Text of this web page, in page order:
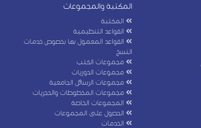
المكتبة والمجموعات
المكتبة
القواعد التنظيمية
القواعد المعمول بها بخصوص خدمات
النسخ
مجموعات الكتب
مجموعات الدوريات
مجموعات الرسائل الجامعية
مجموعات المخطوطات والحجريات
المجموعات الخاصة
الحصول على المجموعات
الخدمات